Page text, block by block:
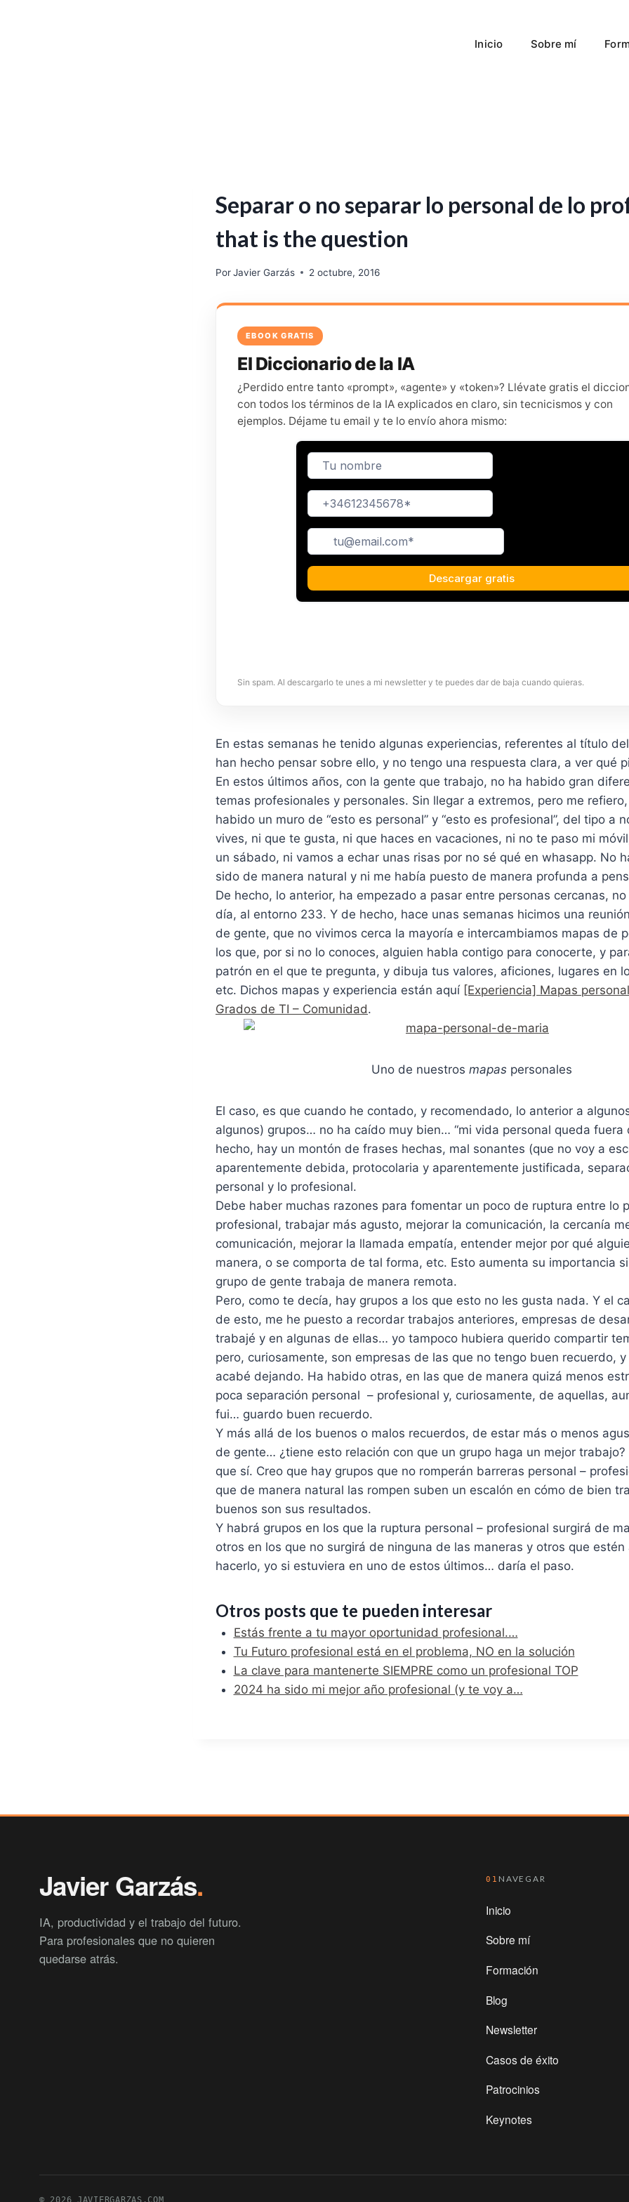
Inicio Sobre mí
Separar o no separar lo personal de lo
that is the question
PorJavier Garzás 2 octubre, 2016
EBOOK GRATIS
El Diccionario de la IA
¿Perdido entre tanto «prompt», «agente» y «token»? Llévate gratis el
con todos los términos de la IA explicados en claro, sin tecnicismos y con
ejemplos. Déjame tu email y te lo envío ahora mismo:
Sin spam. Al descargarlo te unes a mi newsletter y te puedes dar de baja cuando quieras.
En estas semanas he tenido algunas experiencias, referentes al título
han hecho pensar sobre ello, y no tengo una respuesta clara, a ver qué
En estos últimos años, con la gente que trabajo, no ha habido gran
temas profesionales y personales. Sin llegar a extremos, pero me
habido un muro de “esto es personal” y “esto es profesional”, del tipo a
vives, ni que te gusta, ni que haces en vacaciones, ni no te paso mi
un sábado, ni vamos a echar unas risas por no sé qué en whasapp. No
sido de manera natural y ni me había puesto de manera profunda a
De hecho, lo anterior, ha empezado a pasar entre personas cercanas,
día, al entorno 233. Y de hecho, hace unas semanas hicimos una
de gente, que no vivimos cerca la mayoría e intercambiamos mapas de
los que, por si no lo conoces, alguien habla contigo para conocerte, y
patrón en el que te pregunta, y dibuja tus valores, aficiones, lugares en
etc. Dichos mapas y experiencia están aquí [Experiencia] Mapas
Grados de TI – Comunidad.
Uno de nuestros mapas personales
El caso, es que cuando he contado, y recomendado, lo anterior a
algunos) grupos… no ha caído muy bien… “mi vida personal queda fuera
hecho, hay un montón de frases hechas, mal sonantes (que no voy a
aparentemente debida, protocolaria y aparentemente justificada,
personal y lo profesional.
Debe haber muchas razones para fomentar un poco de ruptura entre lo
profesional, trabajar más agusto, mejorar la comunicación, la cercanía
comunicación, mejorar la llamada empatía, entender mejor por qué
manera, o se comporta de tal forma, etc. Esto aumenta su importancia
grupo de gente trabaja de manera remota.
Pero, como te decía, hay grupos a los que esto no les gusta nada. Y el
de esto, me he puesto a recordar trabajos anteriores, empresas de
trabajé y en algunas de ellas… yo tampoco hubiera querido compartir
pero, curiosamente, son empresas de las que no tengo buen recuerdo,
acabé dejando. Ha habido otras, en las que de manera quizá menos
poca separación personal – profesional y, curiosamente, de aquellas,
fui… guardo buen recuerdo.
Y más allá de los buenos o malos recuerdos, de estar más o menos
de gente… ¿tiene esto relación con que un grupo haga un mejor
que sí. Creo que hay grupos que no romperán barreras personal –
que de manera natural las rompen suben un escalón en cómo de bien
buenos son sus resultados.
Y habrá grupos en los que la ruptura personal – profesional surgirá de
otros en los que no surgirá de ninguna de las maneras y otros que
hacerlo, yo si estuviera en uno de estos últimos… daría el paso.
Otros posts que te pueden interesar
Estás frente a tu mayor oportunidad profesional.…
Tu Futuro profesional está en el problema, NO en la solución
La clave para mantenerte SIEMPRE como un profesional TOP
2024 ha sido mi mejor año profesional (y te voy a…
Javier Garzás.
IA, productividad y el trabajo del futuro.
Para profesionales que no quieren
quedarse atrás.
01 NAVEGAR
Inicio
Sobre mí
Formación
Blog
Newsletter
Casos de éxito
Patrocinios
Keynotes
© 2026 JAVIERGARZAS.COM